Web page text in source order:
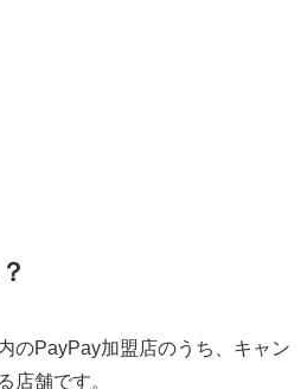
のPayPay加盟店のうち、キャン
店舗です。